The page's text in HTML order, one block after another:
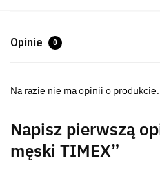
Opinie 0
Na razie nie ma opinii o produkcie.
Napisz pierwszą
męski TIMEX”